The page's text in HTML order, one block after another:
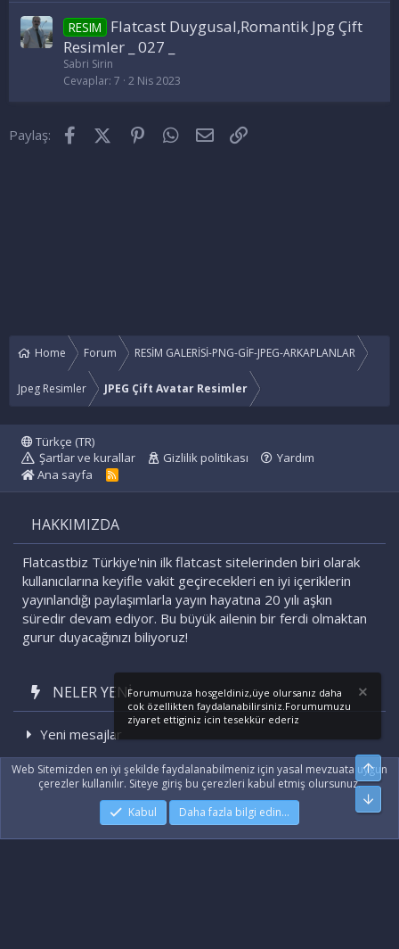
RESIM
Flatcast Duygusal,Romantik Jpg Çift
Resimler _ 027 _
Sabri Sirin
Cevaplar 7 2 Nis 2023
Paylaş: FacebookX (Twitter)PinterestWhatsApp
E-posta
Home Forum RESİM GALERİSİ-PNG-GİF-JPEG-ARKAPLANLAR
Jpeg Resimler JPEG Çift Avatar Resimler
Türkçe (TR)
Şartlar ve kurallar
Gizlilik politikası
Yardım
Ana sayfa
R
HAKKIMIZDA
Flatcastbiz Türkiye'nin ilk flatcast sitelerinden biri olarak
kullanıcılarına keyifle vakit geçirecekleri en iyi içeriklerin
yayınlandığı paylaşımlarla yayın hayatına 20 yılı aşkın
süredir devam ediyor. Bu büyük ailenin bir ferdi olmaktan
gurur duyacağınızı biliyoruz!
NELER YENI
Yeni mesajlar
Son etkinlikler
© by ©XenTR Xenforo Theme© by ©XenTR
Forumumuza hosgeldiniz,üye olursanız daha
cok özellikten faydalanabilirsiniz.Forumumuzu
ziyaret ettiginiz icin tesekkür ederiz
Web Sitemizden en iyi şekilde faydalanabilmeniz için yasal mevzuata uygun
çerezler kullanılır. Siteye giriş bu çerezleri kabul etmiş olursunuz.
Kabul
Daha fazla bilgi edin…
Üst
Alt